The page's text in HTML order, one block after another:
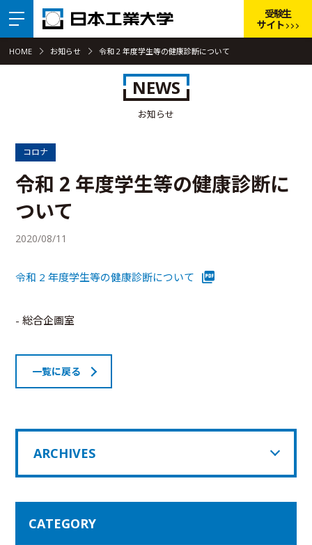
受験生
サイト
HOME お知らせ 令和 2 年度学生等の健康診断について
NEWS
お知らせ
コロナ
令和 2 年度学生等の健康診断に
ついて
2020/08/11
令和 2 年度学生等の健康診断について
- 総合企画室
一覧に戻る
ARCHIVES
CATEGORY